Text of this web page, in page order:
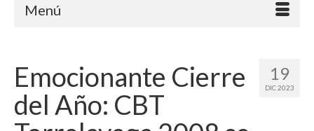
Menú
19
DIC 2023
Emocionante Cierre
del Año: CBT